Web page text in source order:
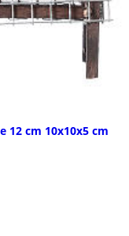
12 cm 10x10x5 cm